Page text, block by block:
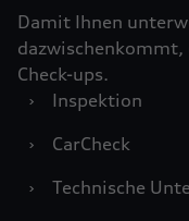
Damit Ihnen
Check-ups.
›
Inspektion
›
CarCheck
›
Technische